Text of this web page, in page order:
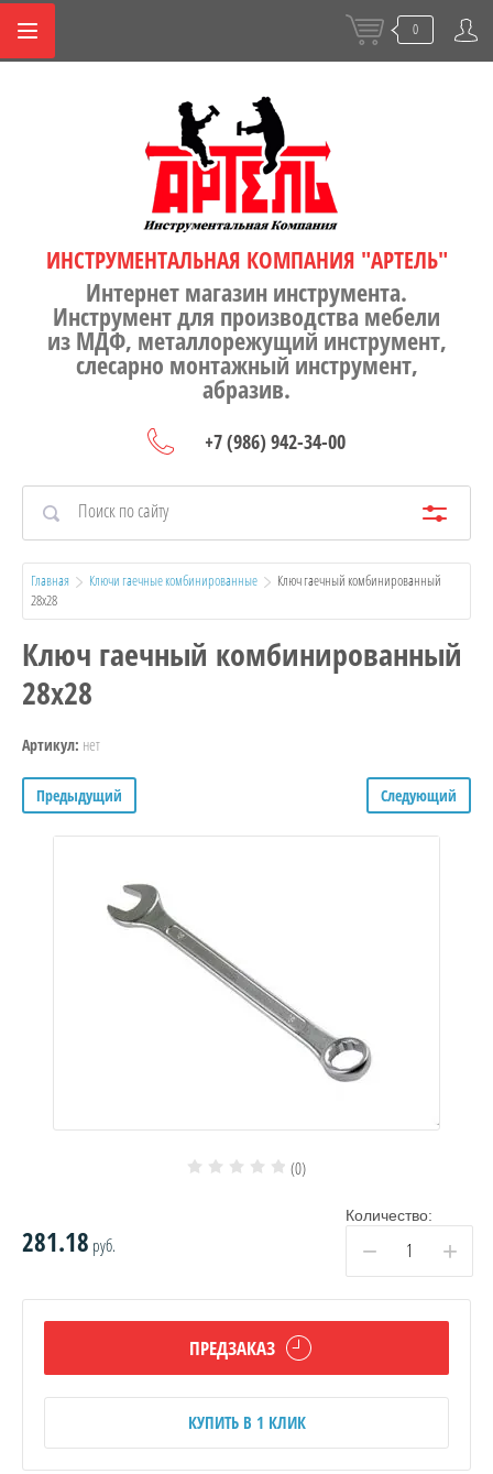
0
ИНСТРУМЕНТАЛЬНАЯ КОМПАНИЯ "АРТЕЛЬ"
Интернет магазин инструмента.
Инструмент для производства мебели
из МДФ, металлорежущий инструмент,
слесарно монтажный инструмент,
абразив.
+7 (986) 942-34-00
Главная Ключи гаечные комбинированные
  Ключ гаечный комбинированный
28х28
Ключ гаечный комбинированный
28х28
Артикул: нет
Предыдущий Следующий
(0)
281.18 руб.
Количество:
− +
ПРЕДЗАКАЗ
КУПИТЬ В 1 КЛИК